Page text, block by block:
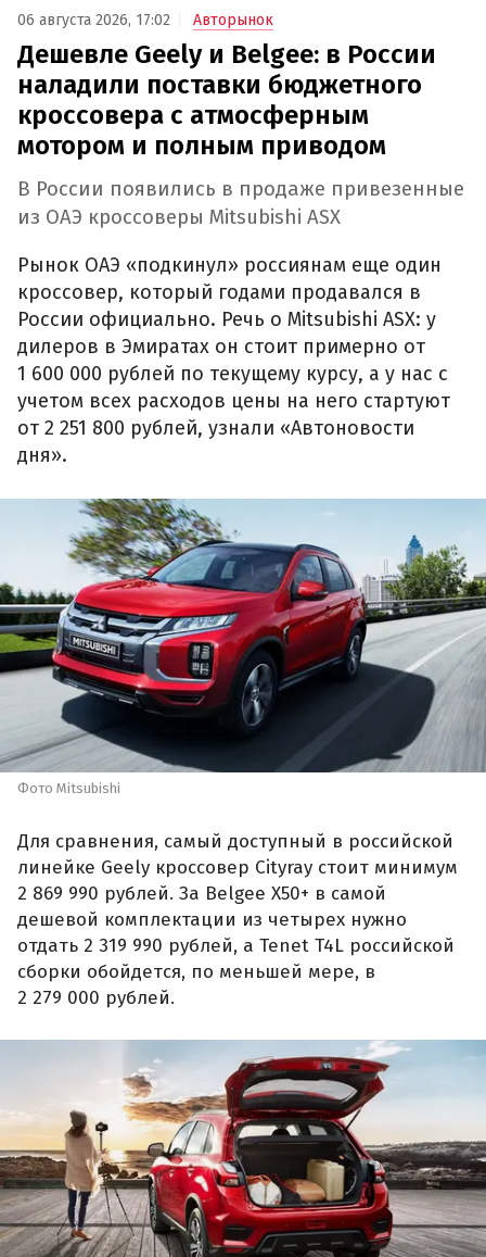
06 августа 2026, 17:02 Авторынок
Дешевле Geely и Belgee: в России
наладили поставки бюджетного
кроссовера с атмосферным
мотором и полным приводом
В России появились в продаже привезенные
из ОАЭ кроссоверы Mitsubishi ASX
Рынок ОАЭ «подкинул» россиянам еще один
кроссовер, который годами продавался в
России официально. Речь о Mitsubishi ASX: у
дилеров в Эмиратах он стоит примерно от
1 600 000 рублей по текущему курсу, а у нас с
учетом всех расходов цены на него стартуют
от 2 251 800 рублей, узнали «Автоновости
дня».
Фото Mitsubishi
Для сравнения, самый доступный в российской
линейке Geely кроссовер Cityray стоит минимум
2 869 990 рублей. За Belgee X50+ в самой
дешевой комплектации из четырех нужно
отдать 2 319 990 рублей, а Tenet T4L российской
сборки обойдется, по меньшей мере, в
2 279 000 рублей.